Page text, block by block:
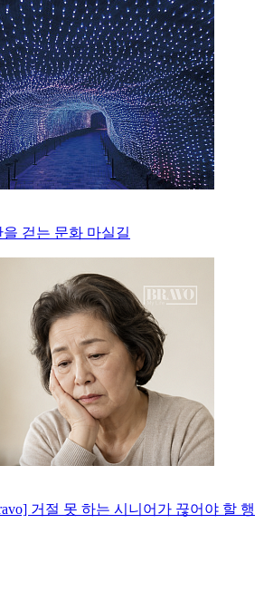
걷는 문화 마실길
거절 못 하는 시니어가 끊어야 할 행